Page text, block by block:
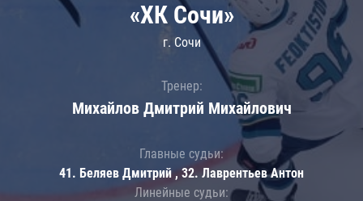
«ХК Сочи»
г. Сочи
Тренер:
Михайлов Дмитрий Михайлович
Главные судьи:
41. Беляев Дмитрий , 32. Лаврентьев Антон
Линейные судьи: